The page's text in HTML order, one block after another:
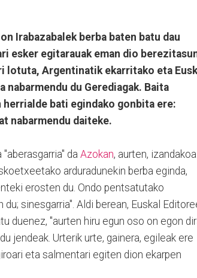
Irabazabalek berba baten batu dau
esker egitarauak eman dio
lotuta, Argentinatik ekarritako eta
nabarmendu du Gerediagak. Baita
bati egindako gonbita ere:
nabarmendu daiteke.
da Azokan, aurten,
arduradunekin berba eginda,
erosten du. Ondo pentsatutako
sinesgarria". Aldi berean, Euskal
duenez, "aurten hiru egun oso on egon
jendeak. Urterik urte, gainera, egileak ere
eta salmentari egiten dion ekarpen